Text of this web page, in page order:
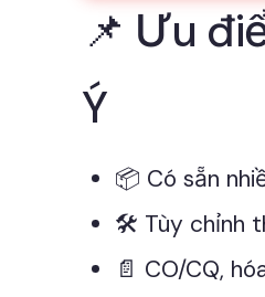
📌 Ưu
Ý
📦 Có sẵn
🛠 Tùy chỉnh
📄 CO/CQ,